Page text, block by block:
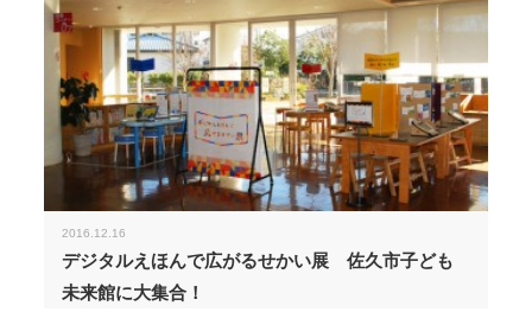
2016.12.16
デジタルえほんで広がるせかい展 佐久市子ども
未来館に大集合！